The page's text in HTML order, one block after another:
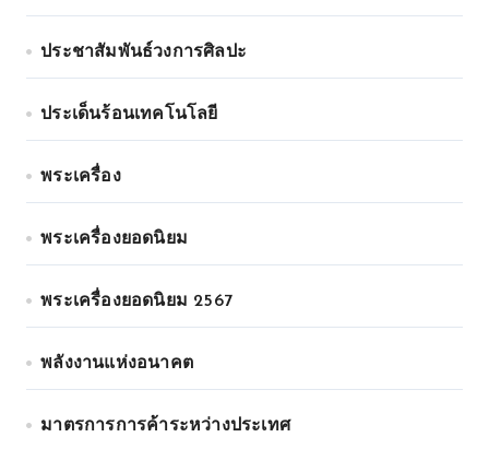
ประชาสัมพันธ์วงการศิลปะ
ประเด็นร้อนเทคโนโลยี
พระเครื่อง
พระเครื่องยอดนิยม
พระเครื่องยอดนิยม 2567
พลังงานแห่งอนาคต
มาตรการการค้าระหว่างประเทศ